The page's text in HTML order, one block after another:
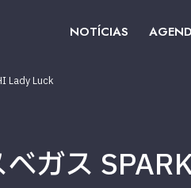
NOTÍCIAS
Lady Luck
ベガス